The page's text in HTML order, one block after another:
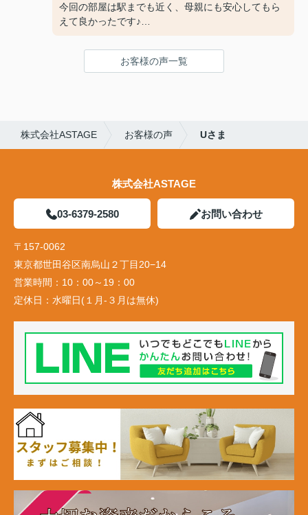
今回の部屋は駅までも近く、母親にも安心してもら
えて良かったです♪
ってます！
ありがとうございました(^^♪
お客様の声一覧
株式会社ASTAGE お客様の声 Uさま
株式会社ASTAGE
03-6379-2580 お問い合わせ
〒157-0062
東京都世田谷区南烏山２丁目20−14
営業時間： 10：00～19：00
定休日： 水曜日(１月-３月は無休)